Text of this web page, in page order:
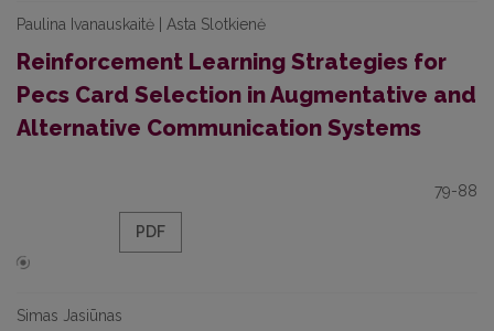
Paulina Ivanauskaitė | Asta Slotkienė
Reinforcement Learning Strategies for
Pecs Card Selection in Augmentative and
Alternative Communication Systems
79-88
PDF
Simas Jasiūnas